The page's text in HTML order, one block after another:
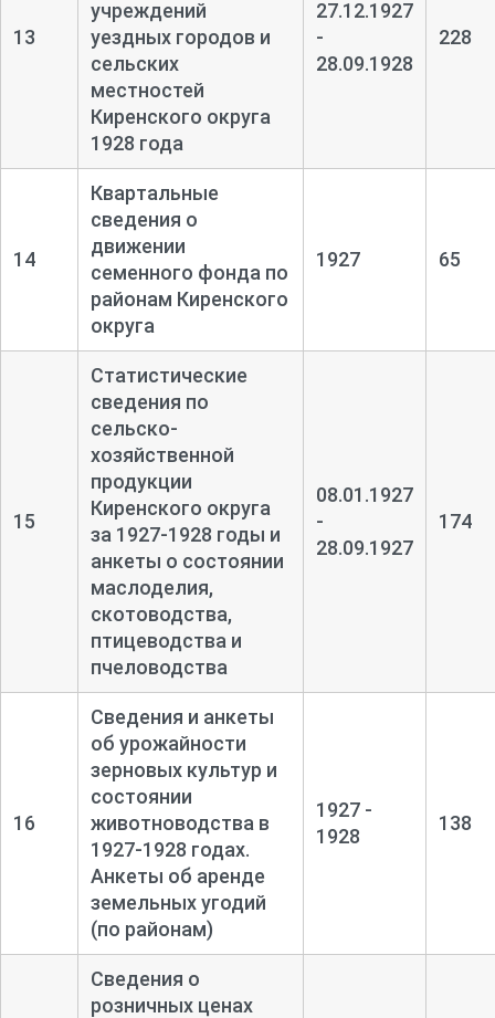
13
учреждений
уездных городов и
сельских
местностей
Киренского округа
1928 года
27.12.1927
-
28.09.1928
228
14
Квартальные
сведения о
движении
семенного фонда по
районам Киренского
округа
1927 65
15
Статистические
сведения по
сельско-
хозяйственной
продукции
Киренского округа
за 1927-1928 годы и
анкеты о состоянии
маслоделия,
скотоводства,
птицеводства и
пчеловодства
08.01.1927
-
28.09.1927
174
16
Сведения и анкеты
об урожайности
зерновых культур и
состоянии
животноводства в
1927-1928 годах.
Анкеты об аренде
земельных угодий
(по районам)
1927 -
1928
138
Сведения о
розничных ценах